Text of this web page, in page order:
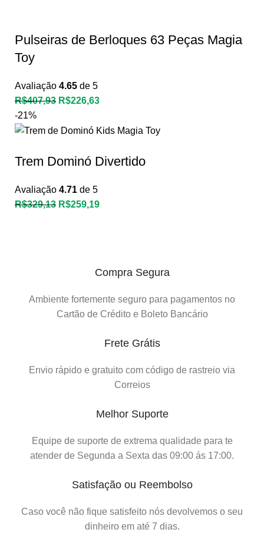
Pulseiras de Berloques 63 Peças Magia
Toy
Avaliação 4.65 de 5
R$407,93 R$226,63
-21%
Trem Dominó Divertido
Avaliação 4.71 de 5
R$329,13 R$259,19
Compra Segura
Ambiente fortemente seguro para pagamentos no
Cartão de Crédito e Boleto Bancário
Frete Grátis
Envio rápido e gratuito com código de rastreio via
Correios
Melhor Suporte
Equipe de suporte de extrema qualidade para te
atender de Segunda a Sexta das 09:00 ás 17:00.
Satisfação ou Reembolso
Caso você não fique satisfeito nós devolvemos o seu
dinheiro em até 7 dias.